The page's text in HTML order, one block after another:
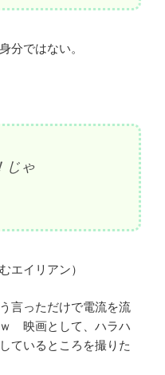
分ではない。
じゃ
エイリアン）
言っただけで電流を流
映画として、ハラハ
ているところを撮りた